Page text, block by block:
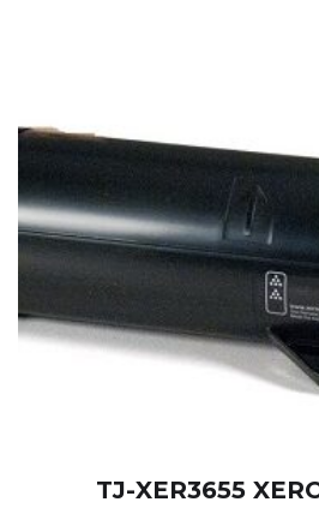
TJ-XER3655